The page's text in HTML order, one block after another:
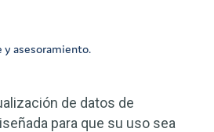
de datos de
para que su uso sea